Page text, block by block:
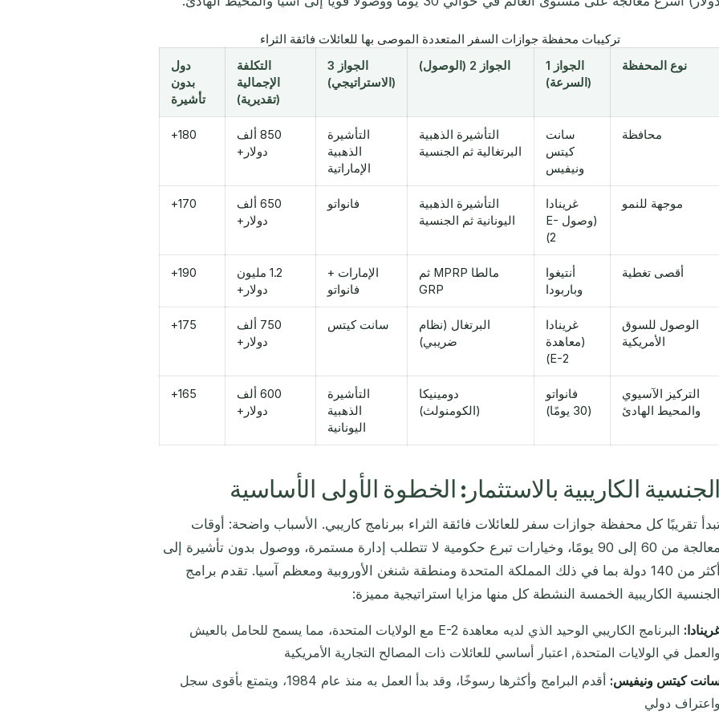
تركيبات محفظة جوازات السفر المتعددة الموصى بها للعائلات فائقة الثراء
نوع المحفظة
الجواز 1
(السرعة)
الجواز 2 (الوصول)
الجواز 3
(الاستراتيجي)
التكلفة
الإجمالية
(تقديرية)
دول
بدون
تأشيرة
محافظة
سانت
كيتس
ونيفيس
التأشيرة الذهبية
البرتغالية ثم الجنسية
التأشيرة
الذهبية
الإماراتية
850 ألف
دولار+
180+
موجهة للنمو
غرينادا
(وصول E-
2)
التأشيرة الذهبية
اليونانية ثم الجنسية
فانواتو
650 ألف
دولار+
170+
أقصى تغطية
أنتيغوا
وباربودا
مالطا MPRP ثم
GRP
الإمارات +
فانواتو
1.2 مليون
دولار+
190+
الوصول للسوق
الأمريكية
غرينادا
(معاهدة
E-2)
البرتغال (نظام
ضريبي)
سانت كيتس
750 ألف
دولار+
175+
التركيز الآسيوي
والمحيط الهادئ
فانواتو
(30 يومًا)
دومينيكا
(الكومنولث)
التأشيرة
الذهبية
اليونانية
600 ألف
دولار+
165+
الكاريبية بالاستثمار: الخطوة الأولى الأساسية
تقريبًا كل محفظة جوازات سفر للعائلات فائقة الثراء ببرنامج كاريبي. الأسباب واضحة: أوقات
معالجة من 60 إلى 90 يومًا، وخيارات تبرع حكومية لا تتطلب إدارة مستمرة، ووصول بدون تأشيرة إلى
أكثر من 140 دولة بما في ذلك المملكة المتحدة ومنطقة شنغن الأوروبية ومعظم آسيا. تقدم برامج
الكاريبية الخمسة النشطة كل منها مزايا استراتيجية مميزة:
البرنامج الكاريبي الوحيد الذي لديه معاهدة E-2 مع الولايات المتحدة، مما يسمح للحامل بالعيش
في الولايات المتحدة, اعتبار أساسي للعائلات ذات المصالح التجارية الأمريكية
كيتس ونيفيس:
أقدم البرامج وأكثرها رسوخًا، وقد بدأ العمل به منذ عام 1984، ويتمتع بأقوى سجل
دولي